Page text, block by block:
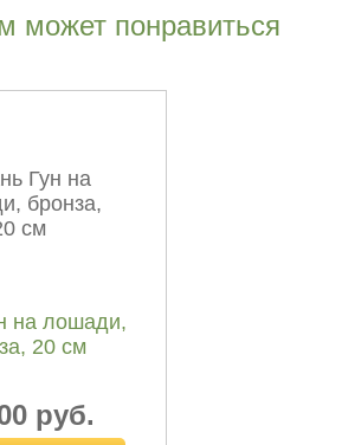
лыжа "Ом"
№1
может понравиться
на лошади,
20 см
руб.